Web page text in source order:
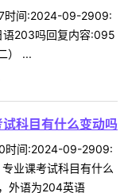
时间:2024-09-2909:
语203吗回复内容:095
） ...
科目有什么变动吗
时间:2024-09-2909:
业课考试科目有什么
外语为204英语